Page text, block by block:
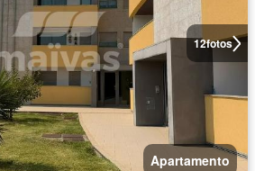
12fotos
Apartamento